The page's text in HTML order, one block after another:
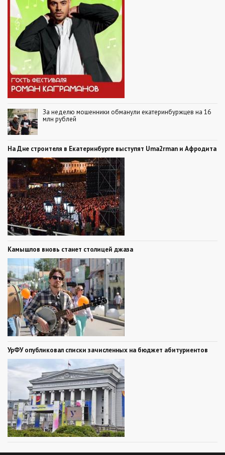
За неделю мошенники обманули екатеринбуржцев на 16
млн рублей
На Дне строителя в Екатеринбурге выступят Uma2rman и Афродита
Камышлов вновь станет столицей джаза
УрФУ опубликовал списки зачисленных на бюджет абитуриентов